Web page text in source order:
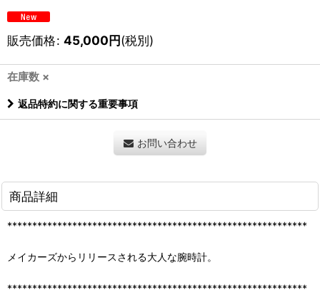
販売価格: 45,000円(税別)
在庫数 ×
返品特約に関する重要事項
お問い合わせ
商品詳細
************************************************************
メイカーズからリリースされる大人な腕時計。
************************************************************